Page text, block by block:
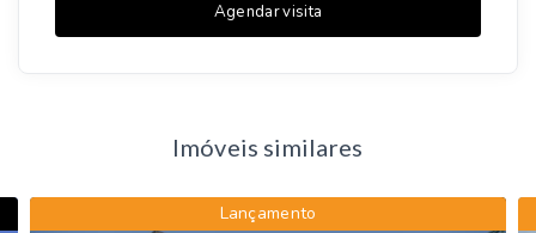
Agendar visita
Imóveis similares
Lançamento